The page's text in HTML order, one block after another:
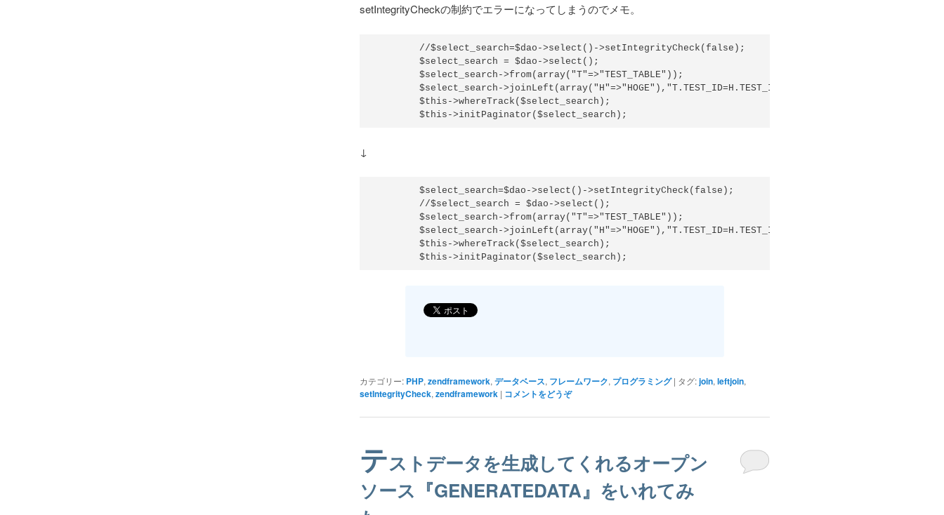
setIntegrityCheckの制約でエラーになってしまうのでメモ。
        //$select_search=$dao->select()->setIntegrityCheck(false);
        $select_search = $dao->select();
        $select_search->from(array("T"=>"TEST_TABLE"));
	$select_search->joinLeft(array("H"=>"HOGE"),"T.TEST_ID=H.TEST_ID");
        $this->whereTrack($select_search);
↓
        $select_search=$dao->select()->setIntegrityCheck(false);
        //$select_search = $dao->select();
        $select_search->from(array("T"=>"TEST_TABLE"));
	$select_search->joinLeft(array("H"=>"HOGE"),"T.TEST_ID=H.TEST_ID");
        $this->whereTrack($select_search);
カテゴリー: PHP, zendframework, データベース, フレームワーク, プログラミング | タグ:join, leftjoin,
setIntegrityCheck, zendframework | コメントをどうぞ
テストデータを生成してくれるオープン
ソース『GENERATEDATA』をいれてみ